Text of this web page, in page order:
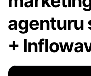
agenturu
+